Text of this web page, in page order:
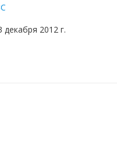
декабря 2012 г.